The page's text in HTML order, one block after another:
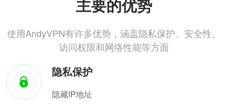
主要的优势
使用AndyVPN有许多优势，涵盖隐私保护、安全性、
访问权限和网络性能等方面
隐私保护
隐藏IP地址